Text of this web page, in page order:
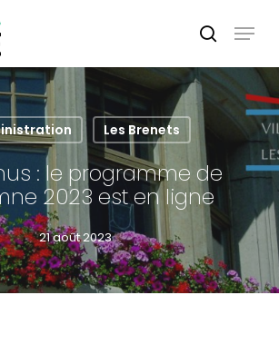
search
Menu
Les Brenets
: le programme de
2023 est en ligne
21 août 2023
Menu